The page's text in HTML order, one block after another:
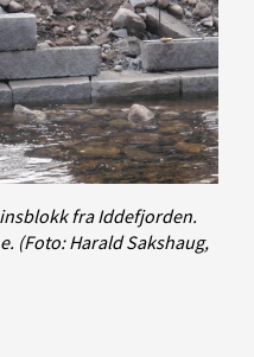
fra Iddefjorden.
(Foto: Harald Sakshaug,